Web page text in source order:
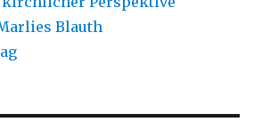
Blauth